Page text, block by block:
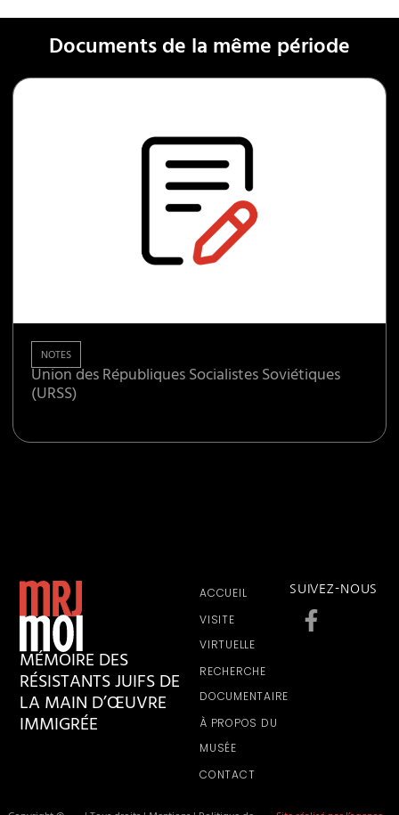
Documents de la même période
NOTES
Union des Républiques Socialistes Soviétiques
(URSS)
MÉMOIRE DES
RÉSISTANTS JUIFS DE
LA MAIN D’ŒUVRE
IMMIGRÉE
ACCUEIL
VISITE
VIRTUELLE
RECHERCHE
DOCUMENTAIRE
À PROPOS DU
MUSÉE
CONTACT
SUIVEZ-NOUS